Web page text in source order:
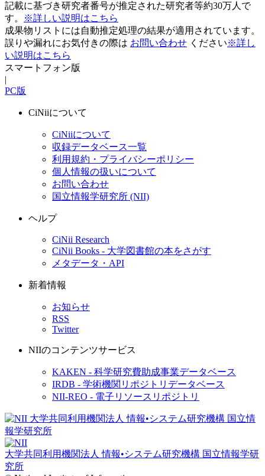
記載に基づき研究者番号が推定された研究者等約30万人で
す。
※詳しい説明はこちら
成果物リストには自動推定処理の結果が適用されています。
誤りや漏れにお気付きの際は お問い合わせ ください※詳し
い説明はこちら
スマートフォン版
|
PC版
CiNiiについて
CiNiiについて
収録データベース一覧
利用規約・プライバシーポリシー
個人情報の扱いについて
お問い合わせ
国立情報学研究所 (NII)
ヘルプ
CiNii Research
CiNii Books - 大学図書館の本をさがす
メタデータ・API
新着情報
お知らせ
RSS
Twitter
NIIのコンテンツサービス
KAKEN - 科学研究費助成事業データベース
IRDB - 学術機関リポジトリデータベース
NII-REO - 電子リソースリポジトリ
大学共同利用機関法人 情報•システム研究機構 国立情報学研
究所